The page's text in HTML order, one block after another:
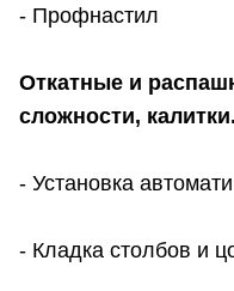
- Профнастил
Откатные и
сложности, калитки.
- Установка
- Кладка столбов и